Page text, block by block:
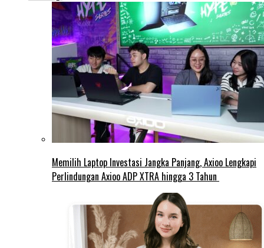
Memilih Laptop Investasi Jangka Panjang, Axioo Lengkapi
Perlindungan Axioo ADP XTRA hingga 3 Tahun